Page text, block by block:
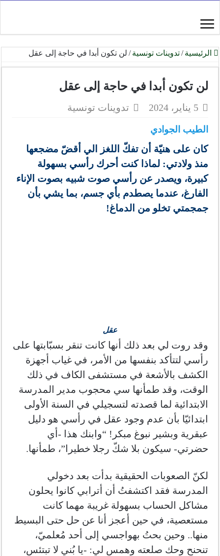
الرئيسية /تدوينات تونسية / لن تكون أبدا في حاجة إلى عقل
لن تكون أبدا في حاجة إلى عقل
5 يناير، 2024 تدوينات تونسية
الطيب الجوادي
كان على هنيّة أن تفكّ اللغز الي أقضّ مضجعها
منذ ولادتي: لماذا كنت أحرك رأسي بسهولة
كبيرة، ويصدر عن رأسي صوت شبيه بصوت الإناء
الفارغ، عندما يصطدم بأي جسم، بما يشي بأن
جمجمتي تخلو من الدماغ!
عقل
وقد روت لي بعد ذلك أنها كانت تنقر بسبّابتها على
رأسي لتتأكد بنفسها من الأمر، في غياب أجهزة
الكشف بالأشعة في مستشفى الكاف في ذلك
الوقت، وقد طمأنها سي محجوب مدير المدرسة
الابتدائية لما قصدته لتسجيلي في السنة الأولى
ابتدائيّا بأن عدم وجود عقل في رأسي هو دليل
عبقرية وبشير نبوغ مبكر! “وابنك هذا -أي
حضرتي- سيكون بلا شكّ رجلا خطيرا”، طمأنها.
لكنّ الصعوبات الحقيقية بدأت بعد دخولي
المدرسة فقد اكتشفتُ أن أترابي كانوا يحلون
مشاكل الحساب بسهولة غريبة مهما كانت
مستعصية، في حين أعجز أنا عن حل حتى البسيط
منها.. وحين بحتُ بهواجسي إلى أحد مُعلميّ،
تنحنح وحك صلعته وهمس لي: -يا بُني لا تبتئس،